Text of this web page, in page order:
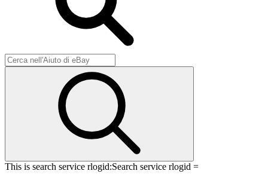
This is search service rlogid:Search service rlogid =